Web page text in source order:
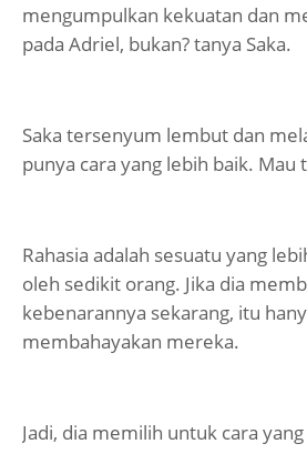
mengumpulkan kekuatan dan
pada Adriel, bukan? tanya Saka.
Saka tersenyum lembut dan
punya cara yang lebih baik. Mau
Rahasia adalah sesuatu yang
oleh sedikit orang. Jika dia
kebenarannya sekarang, itu
membahayakan mereka.
Jadi, dia memilih untuk cara